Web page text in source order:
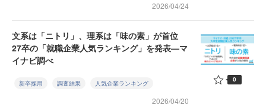
2026/04/24
文系は「ニトリ」、理系は「味の素」が首位
27卒の「就職企業人気ランキング」を発表—マ
イナビ調べ
新卒採用 調査結果 人気企業ランキング
2026/04/20
0